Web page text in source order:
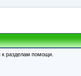
разделам помощи.